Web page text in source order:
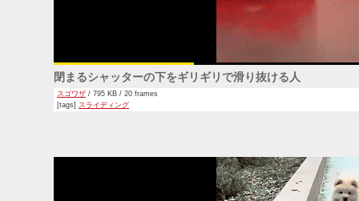
閉まるシャッターの下をギリギリで滑り抜ける人
スゴワザ / 795 KB / 20 frames
[tags] スライディング